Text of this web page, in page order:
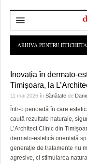
POLITICA DE
POLITICA DE
CONSILIUL
PREFECTURA
POLITICĂ
POLITICA
SPORT
POLI TIMISOARA
FOTBAL
ALTE SPORTURI
OPINII
DOSARELE
ETICA
TIMP LIBER ȘI
TIMP LIBER
ECONOMIC
ARHIVA PENTRU
Inovația în dermato-
Timișoara, la
11 mai 2026 în Sănătate de
Într-o perioadă în care
caută rezultate naturale,
L’Architect Clinic din
dermato-estetică orientată
generație de tratamente nu
agresive, ci stimularea